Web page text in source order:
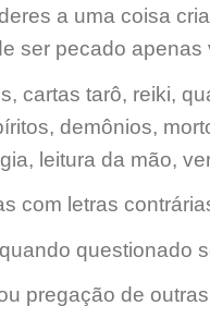
a uma coisa
ser pecado apenas
cartas tarô, reiki,
demônios,
leitura da mão,
com letras
questionado
pregação de